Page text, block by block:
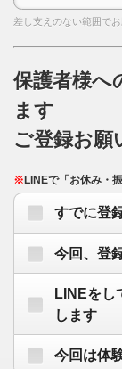
差し支えのない範囲で
保護者様へ
ます
ご登録お願
※LINEで「お休み・
すでに登
今回、登
LINEをし
します
今回は体